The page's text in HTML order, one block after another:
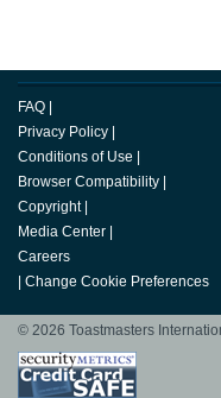
FAQ
Privacy Policy
Conditions of Use
Browser Compatibility
Copyright
Media Center
Careers
Change Cookie Preferences
© 2026 Toastmasters